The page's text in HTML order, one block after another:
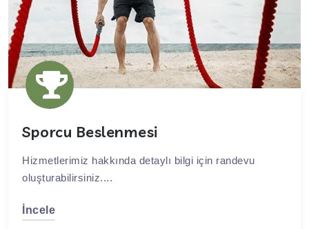
Sporcu Beslenmesi
Hizmetlerimiz hakkında detaylı bilgi için randevu
oluşturabilirsiniz....
İncele